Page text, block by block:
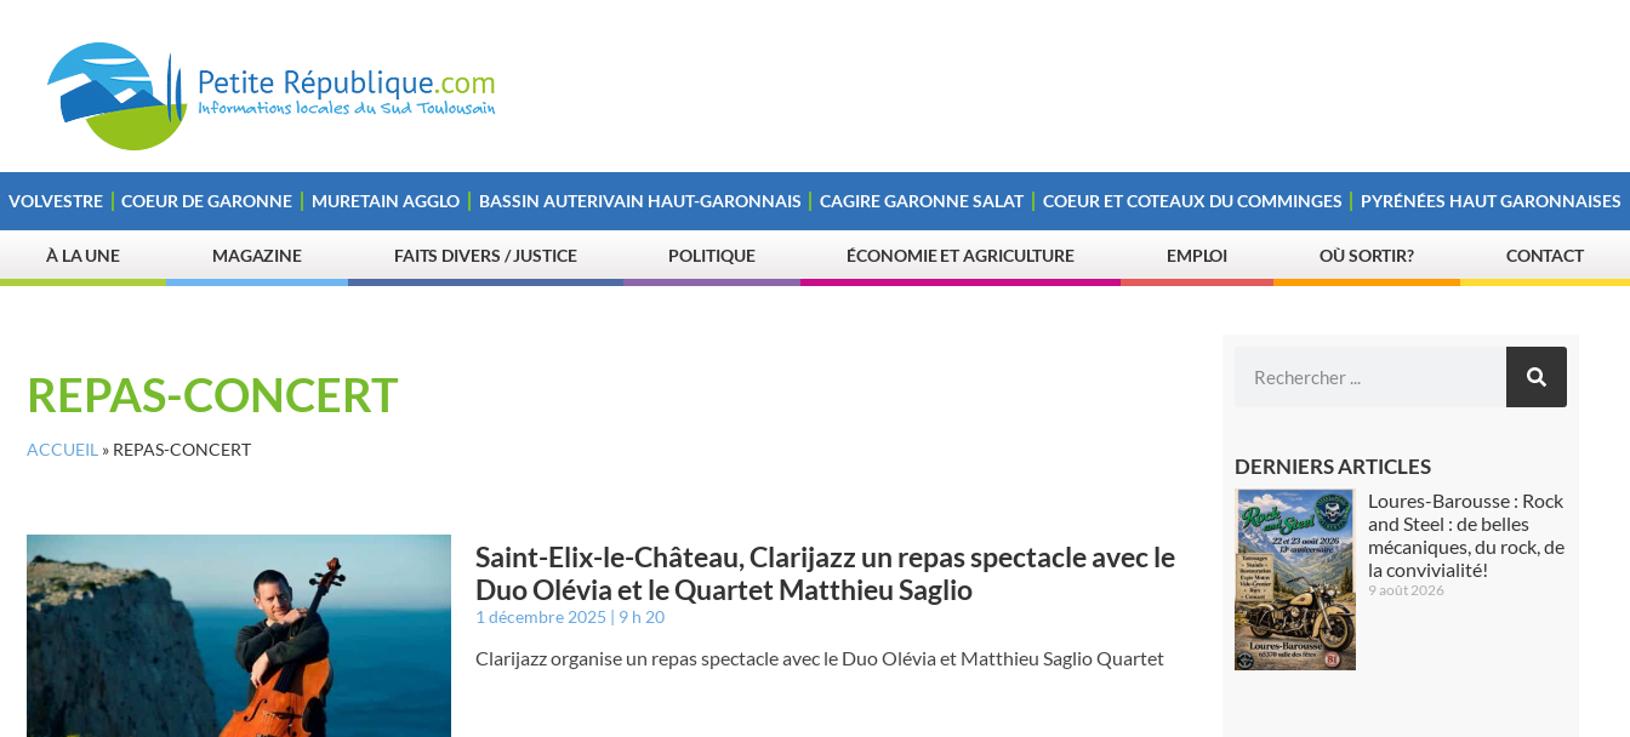
VOLVESTRE COEUR DE GARONNE MURETAIN AGGLO BASSIN AUTERIVAIN HAUT-GARONNAIS CAGIRE GARONNE SALAT COEUR ET COTEAUX DU COMMINGES PYRÉNÉES HAUT GARONNAISES
À LA UNE MAGAZINE FAITS DIVERS / JUSTICE POLITIQUE ÉCONOMIE ET AGRICULTURE EMPLOI OÙ SORTIR? CONTACT
REPAS-CONCERT
ACCUEIL » REPAS-CONCERT
Saint-Elix-le-Château, Clarijazz un repas spectacle avec le
Duo Olévia et le Quartet Matthieu Saglio
1 décembre 2025 9 h 20
Clarijazz organise un repas spectacle avec le Duo Olévia et Matthieu Saglio Quartet
DERNIERS ARTICLES
Loures-Barousse : Rock
and Steel : de belles
mécaniques, du rock, de
la convivialité!
9 août 2026